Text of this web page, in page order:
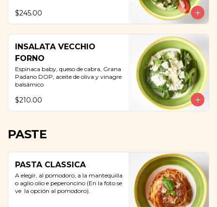
$245.00
INSALATA VECCHIO
FORNO
Espinaca baby, queso de cabra, Grana
Padano DOP, aceite de oliva y vinagre
balsámico
$210.00
PASTE
PASTA CLASSICA
A elegir, al pomodoro, a la mantequilla
o aglio olio e peperoncino (En la foto se
ve  la opción al pomodoro).